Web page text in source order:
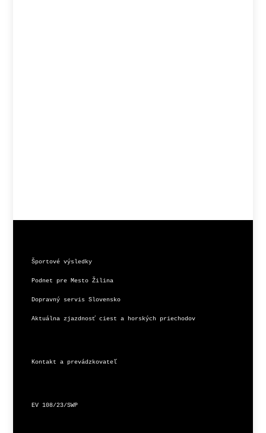
Športové výsledky
Podnet pre Mesto Žilina
Dopravný servis Slovensko
Aktuálna zjazdnosť ciest a horských priechodov
Kontakt a prevádzkovateľ
EV 108/23/SWP